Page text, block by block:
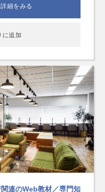
詳細をみる
に追加
連のWeb教材／専門知